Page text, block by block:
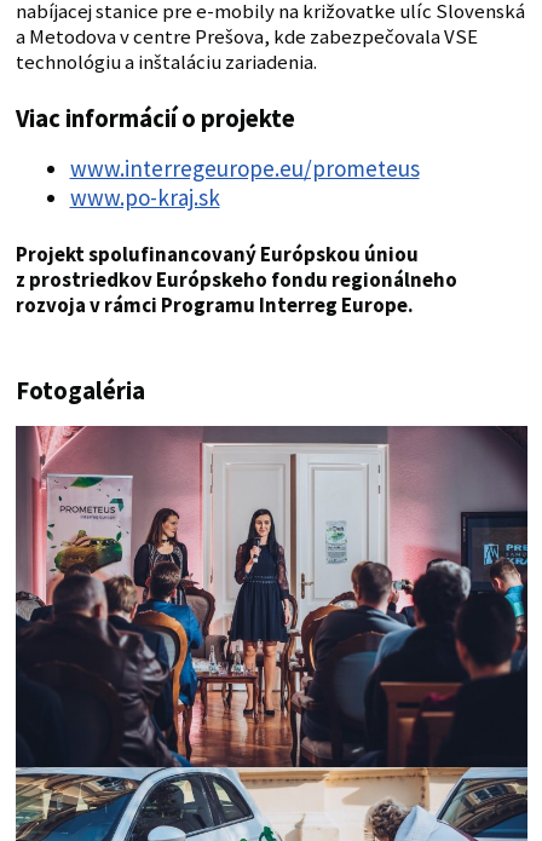
nabíjacej stanice pre e-mobily na križovatke ulíc Slovenská
a Metodova v centre Prešova, kde zabezpečovala VSE
technológiu a inštaláciu zariadenia.
Viac informácií o projekte
www.interregeurope.eu/prometeus
www.po-kraj.sk
Projekt spolufinancovaný Európskou úniou
z prostriedkov Európskeho fondu regionálneho
rozvoja v rámci Programu Interreg Europe.
Fotogaléria